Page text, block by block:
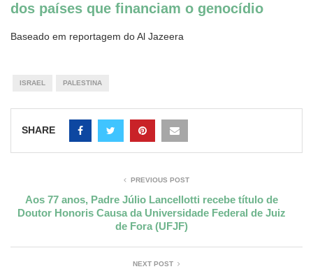
dos países que financiam o genocídio
Baseado em reportagem do Al Jazeera
ISRAEL PALESTINA
SHARE
PREVIOUS POST
Aos 77 anos, Padre Júlio Lancellotti recebe título de
Doutor Honoris Causa da Universidade Federal de Juiz
de Fora (UFJF)
NEXT POST